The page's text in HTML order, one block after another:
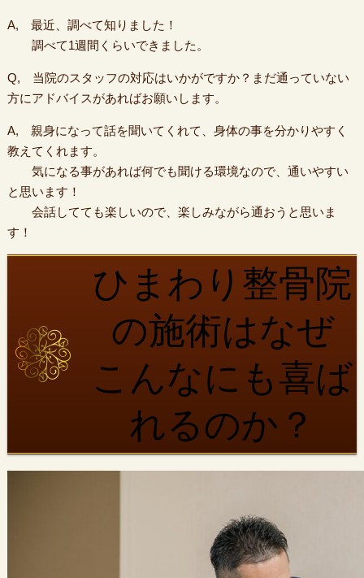
A, 最近、調べて知りました！
調べて1週間くらいできました。
Q, 当院のスタッフの対応はいかがですか？まだ通っていない
方にアドバイスがあればお願いします。
A, 親身になって話を聞いてくれて、身体の事を分かりやすく
教えてくれます。
気になる事があれば何でも聞ける環境なので、通いやすい
と思います！
会話してても楽しいので、楽しみながら通おうと思いま
す！
ひまわり整骨院
の施術はなぜ
こんなにも喜ば
れるのか？